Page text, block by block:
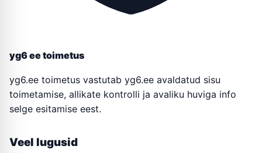
yg6 ee toimetus
yg6.ee toimetus vastutab yg6.ee avaldatud sisu
toimetamise, allikate kontrolli ja avaliku huviga info
selge esitamise eest.
Veel lugusid